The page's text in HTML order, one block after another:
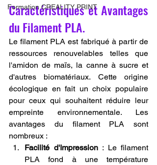
Formation CREALITY PRINT
Caractéristiques et Avantages
du Filament PLA.
Le filament PLA est fabriqué à partir de
ressources renouvelables telles que
l'amidon de maïs, la canne à sucre et
d'autres biomatériaux. Cette origine
écologique en fait un choix populaire
pour ceux qui souhaitent réduire leur
empreinte environnementale. Les
avantages du filament PLA sont
nombreux :
Facilité d'Impression : Le filament
PLA fond à une température